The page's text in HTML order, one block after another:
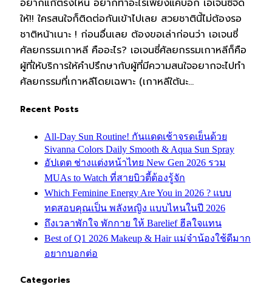
อยากแก้ตรงไหน อยากทำอะไรเพียงแค่บอก เอเจนซี่จัด
ให้!! ใครสนใจก็ติดต่อกันเข้าไปเลย สวยชาตินี้ไม่ต้องรอ
ชาติหน้าเนาะ ! ก่อนอื่นเลย ต้องขอเล่าก่อนว่า เอเจนซี่
ศัลยกรรมเกาหลี คืออะไร? เอเจนซี่ศัลยกรรมเกาหลีก็คือ
ผู้ที่ให้บริการให้คำปรึกษากับผู้ที่มีความสนใจอยากจะไปทำ
ศัลยกรรมที่เกาหลีโดยเฉพาะ (เกาหลีใต้นะ…
Recent Posts
All-Day Sun Routine! กันแดดเช้าจรดเย็นด้วย
Sivanna Colors Daily Smooth & Aqua Sun Spray
อัปเดต ช่างแต่งหน้าไทย New Gen 2026 รวม
MUAs to Watch ที่สายบิวตี้ต้องรู้จัก
Which Feminine Energy Are You in 2026 ? แบบ
ทดสอบคุณเป็น พลังหญิง แบบไหนในปี 2026
ถึงเวลาพักใจ พักกาย ให้ Barelief ฮีลใจแทน
Best of Q1 2026 Makeup & Hair แม่จ๋าน้องใช้ดีมาก
อยากบอกต่อ
Categories